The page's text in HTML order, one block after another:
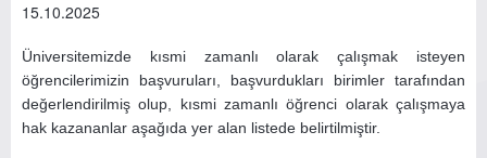
15.10.2025
Üniversitemizde kısmi zamanlı olarak çalışmak isteyen
öğrencilerimizin başvuruları, başvurdukları birimler tarafından
değerlendirilmiş olup, kısmi zamanlı öğrenci olarak çalışmaya
hak kazananlar aşağıda yer alan listede belirtilmiştir.